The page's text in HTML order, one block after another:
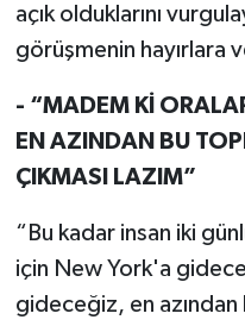
açık olduklarını
görüşmenin hayırlara
- “MADEM Kİ
EN AZINDAN BU
ÇIKMASI LAZIM”
“Bu kadar insan iki
için New York'a
gideceğiz, en